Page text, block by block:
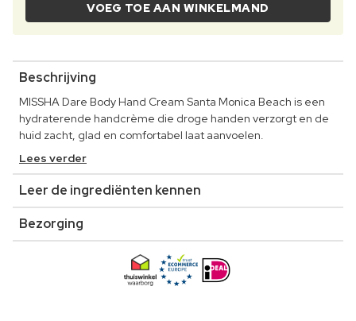
VOEG TOE AAN WINKELMAND
Beschrijving
MISSHA Dare Body Hand Cream Santa Monica Beach is een
hydraterende handcrème die droge handen verzorgt en de
huid zacht, glad en comfortabel laat aanvoelen.
Lees verder
Leer de ingrediënten kennen
Bezorging